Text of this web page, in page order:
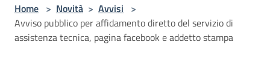
Home > Novità > Avvisi >
Avviso pubblico per affidamento diretto del servizio di
assistenza tecnica, pagina facebook e addetto stampa